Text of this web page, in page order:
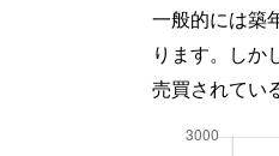
一般的には築
ります。しか
売買されてい